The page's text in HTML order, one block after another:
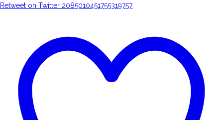
Retweet on Twitter 2085010451755319757